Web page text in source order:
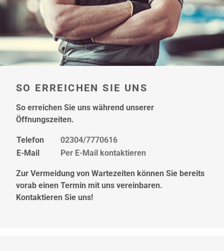
SO ERREICHEN SIE UNS
So erreichen Sie uns während unserer
Öffnungszeiten.
Telefon
02304/7770616
E-Mail
Per E-Mail kontaktieren
Zur Vermeidung von Wartezeiten können Sie bereits
vorab einen Termin mit uns vereinbaren.
Kontaktieren Sie uns!